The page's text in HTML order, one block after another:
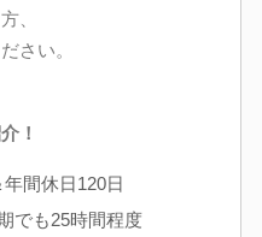
、
さい。
！
間休日120日
でも25時間程度